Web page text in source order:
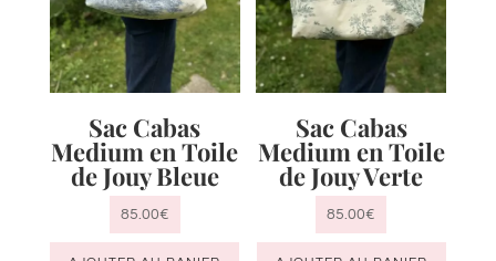
Sac Cabas
Medium en Toile
de Jouy Bleue
85.00€
Sac Cabas
Medium en Toile
de Jouy Verte
85.00€